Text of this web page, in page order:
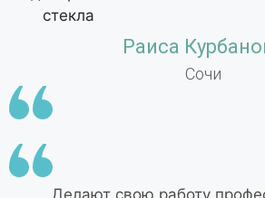
Раиса
Сочи
Делают свою работу